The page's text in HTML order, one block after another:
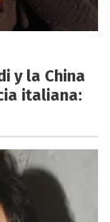
y la China
italiana: